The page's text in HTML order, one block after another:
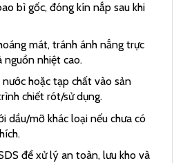
bì gốc, đóng kín nắp sau khi
mát, tránh ánh nắng trực
nguồn nhiệt cao.
nước hoặc tạp chất vào sản
chiết rót/sử dụng.
dầu/mỡ khác loại nếu chưa có
để xử lý an toàn, lưu kho và